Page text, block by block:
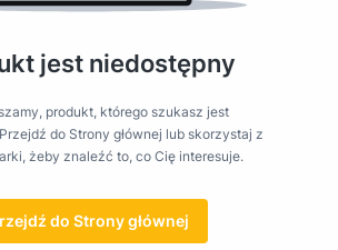
jest niedostępny
produkt, którego szukasz jest
do Strony głównej lub skorzystaj z
żeby znaleźć to, co Cię interesuje.
do Strony głównej